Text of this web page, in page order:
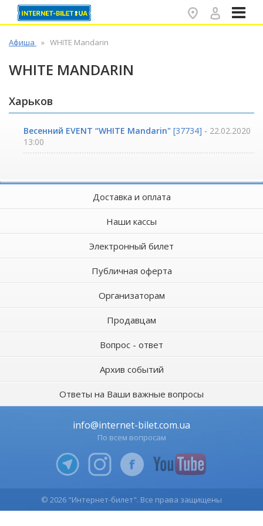
Афиша WHITE Mandarin
WHITE MANDARIN
Харьков
Весенний EVENT “WHITE Mandarin" [37734] - 22.02.2020
13:00
Доставка и оплата
Наши кассы
Электронный билет
Публичная оферта
Организаторам
Продавцам
Вопрос - ответ
Архив событий
Ответы на Ваши важные вопросы
info@internet-bilet.com.ua
По всем вопросам
© 2026 "Интернет-билет". Все права защищены